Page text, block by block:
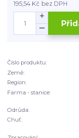
195,54 Kč bez DPH
Číslo produktu:
Země:
Region:
Farma - stanice:
Odrůda:
Chuť: